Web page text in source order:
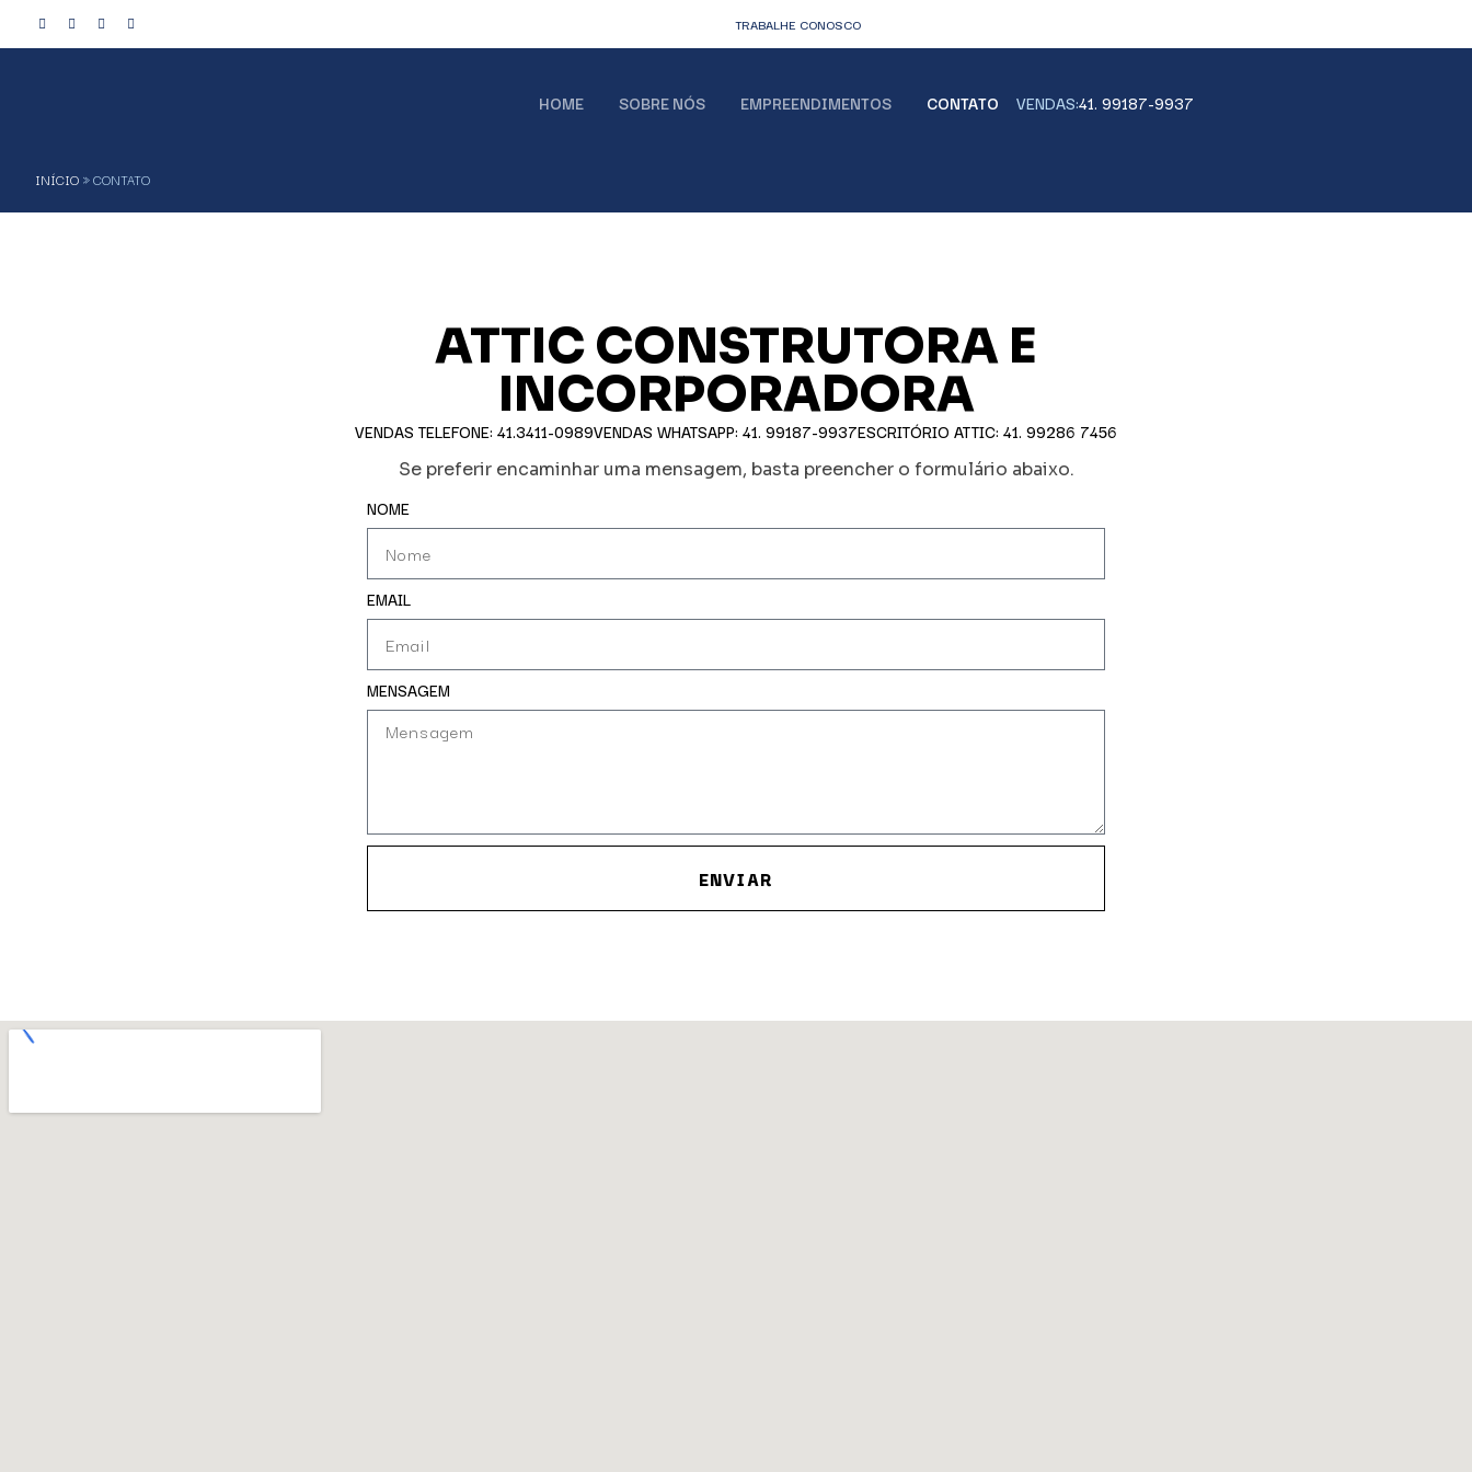
TRABALHE CONOSCO
HOME SOBRE NÓS EMPREENDIMENTOS CONTATO VENDAS:41. 99187-9937
INÍCIO »CONTATO
ATTIC CONSTRUTORA E
INCORPORADORA
VENDAS TELEFONE: 41.3411-0989VENDAS WHATSAPP: 41. 99187-9937ESCRITÓRIO ATTIC: 41. 99286 7456
Se preferir encaminhar uma mensagem, basta preencher o formulário abaixo.
NOME
EMAIL
MENSAGEM
ENVIAR